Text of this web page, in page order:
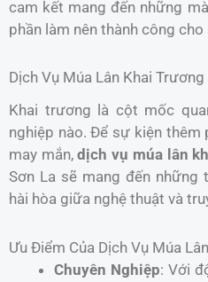
cam kết mang đến những
phần làm nên thành công
Dịch Vụ Múa Lân Khai
Khai trương là cột mốc
nghiệp nào. Để sự kiện thêm
may mắn,dịch vụ múa lân
Sơn La sẽ mang đến
hài hòa giữa nghệ thuật và
Ưu Điểm Của Dịch Vụ Múa
Chuyên Nghiệp: Với